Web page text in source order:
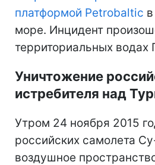
платформой Petrobaltic
море. Инцидент
территориальных водах
Уничтожение
истребителя над
Утром 24 ноября 2015
российских самолета
воздушное